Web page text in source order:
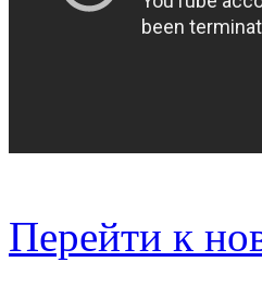
Перейти к